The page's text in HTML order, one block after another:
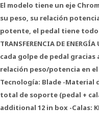
El modelo tiene un eje
su peso, su relación
potente, el pedal tiene todo
TRANSFERENCIA DE
cada golpe de pedal
relación peso/potencia en
Tecnología: Blade -Material
total de soporte (pedal +
additional 12 in box -Calas: